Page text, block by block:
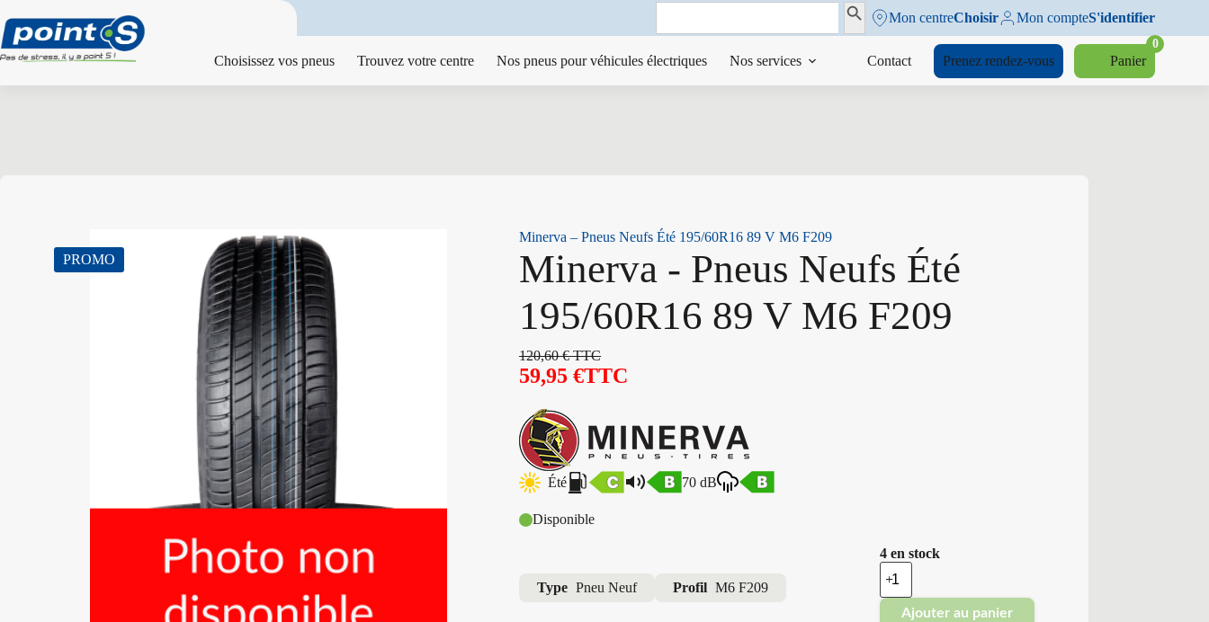
au
contenu
Search
Search ButtonMon centreChoisir Mon compteS'identifier
Choisissez vos pneus Trouvez votre centre Nos pneus pour véhicules électriques Nos services Contact Prenez rendez-vous Panier
0
PROMO
Minerva – Pneus Neufs Été 195/60R16 89 V M6 F209
Minerva - Pneus Neufs Été
195/60R16 89 V M6 F209
120,60€TTC
59,95€TTC
Été 70 dB
Disponible
Type Pneu Neuf Profil M6 F209
4 en stock
quantité
de
Minerva
Ajouter au panier